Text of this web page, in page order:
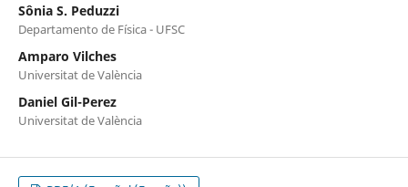
Sônia S. Peduzzi
Departamento de Física - UFSC
Amparo Vilches
Universitat de València
Daniel Gil-Perez
Universitat de València